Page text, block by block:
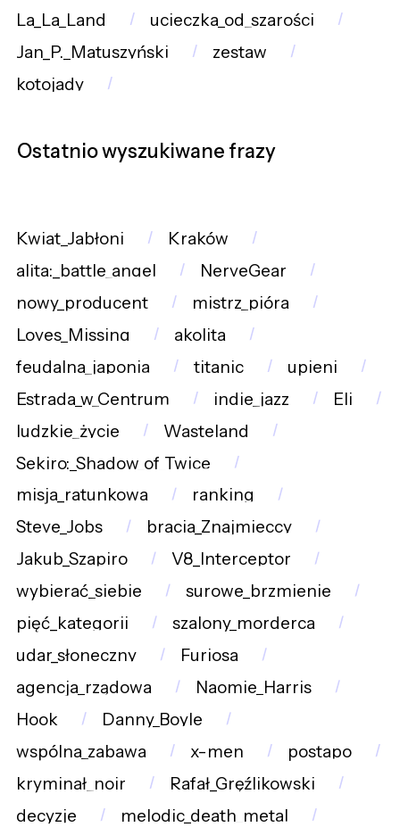
La_La_Land
ucieczka_od_szarości
Jan_P._Matuszyński
zestaw
kotojady
Ostatnio wyszukiwane frazy
Kwiat_Jabłoni
Kraków
alita:_battle_angel
NerveGear
nowy_producent
mistrz_pióra
Loves_Missing
akolita
feudalna_japonia
titanic
upieni
Estrada_w_Centrum
indie_jazz
Eli
ludzkie_życie
Wasteland
Sekiro:_Shadow_of_Twice
misja_ratunkowa
ranking
Steve_Jobs
bracia_Znajmieccy
Jakub_Szapiro
V8_Interceptor
wybierać_siebie
surowe_brzmienie
pięć_kategorii
szalony_morderca
udar_słoneczny
Furiosa
agencja_rządowa
Naomie_Harris
Hook
Danny_Boyle
wspólna_zabawa
x-men
postapo
kryminał_noir
Rafał_Gręźlikowski
decyzje
melodic_death_metal